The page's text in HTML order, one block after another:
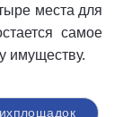
места для
самое
имуществу.